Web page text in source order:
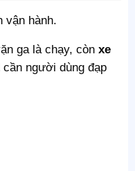
vận hành.
ga là chạy, còn xe
cần người dùng đạp